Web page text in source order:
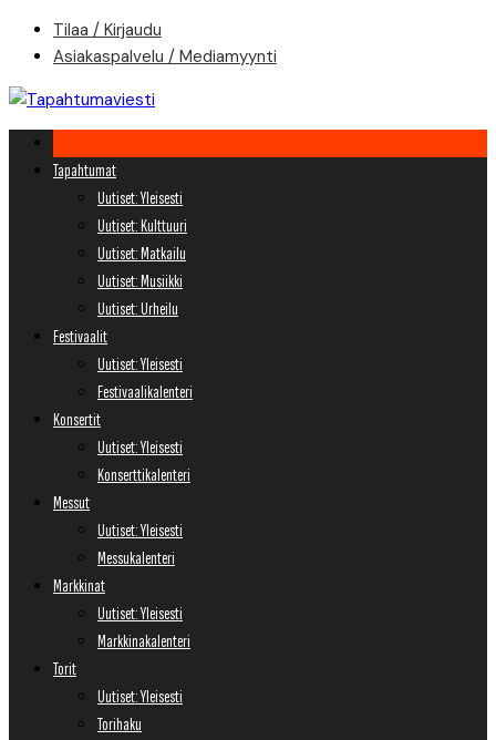
Skip
content
Tilaa / Kirjaudu
Asiakaspalvelu / Mediamyynti
Tapahtumat
Uutiset: Yleisesti
Uutiset: Kulttuuri
Uutiset: Matkailu
Uutiset: Musiikki
Uutiset: Urheilu
Festivaalit
Uutiset: Yleisesti
Festivaalikalenteri
Konsertit
Uutiset: Yleisesti
Konserttikalenteri
Messut
Uutiset: Yleisesti
Messukalenteri
Markkinat
Uutiset: Yleisesti
Markkinakalenteri
Torit
Uutiset: Yleisesti
Torihaku